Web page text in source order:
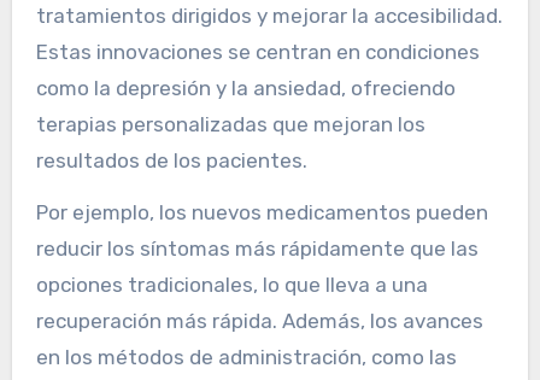
tratamientos dirigidos y mejorar la accesibilidad.
Estas innovaciones se centran en condiciones
como la depresión y la ansiedad, ofreciendo
terapias personalizadas que mejoran los
resultados de los pacientes.
Por ejemplo, los nuevos medicamentos pueden
reducir los síntomas más rápidamente que las
opciones tradicionales, lo que lleva a una
recuperación más rápida. Además, los avances
en los métodos de administración, como las